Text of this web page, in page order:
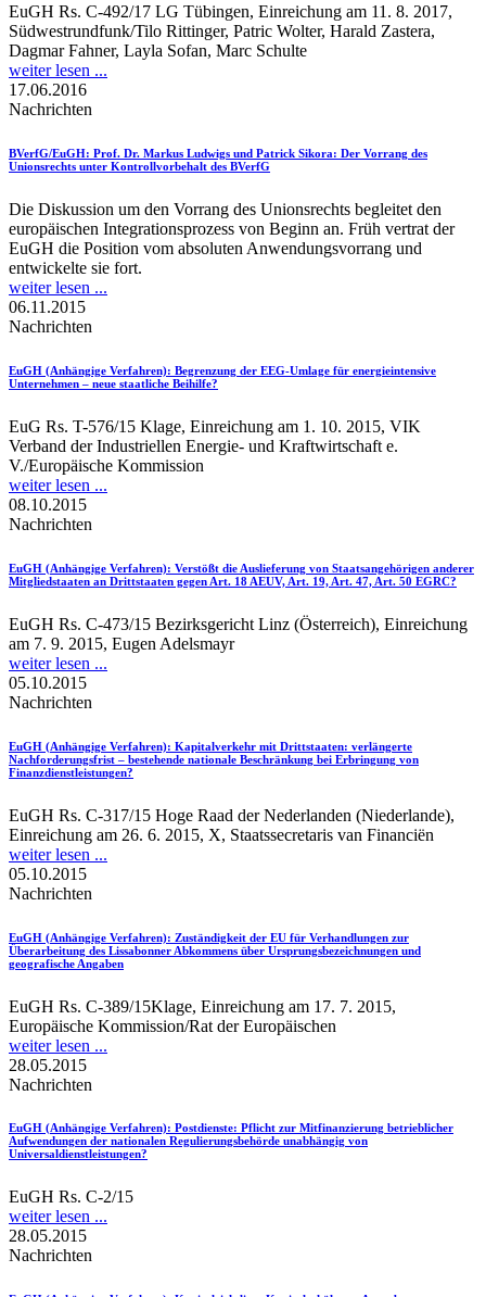
EuGH Rs. C-492/17 LG Tübingen, Einreichung am 11. 8. 2017,
Südwestrundfunk/Tilo Rittinger, Patric Wolter, Harald Zastera,
Dagmar Fahner, Layla Sofan, Marc Schulte
weiter lesen ...
17.06.2016
Nachrichten
BVerfG/EuGH: Prof. Dr. Markus Ludwigs und Patrick Sikora: Der Vorrang des
Unionsrechts unter Kontrollvorbehalt des BVerfG
Die Diskussion um den Vorrang des Unionsrechts begleitet den
europäischen Integrationsprozess von Beginn an. Früh vertrat der
EuGH die Position vom absoluten Anwendungsvorrang und
entwickelte sie fort.
weiter lesen ...
06.11.2015
Nachrichten
EuGH (Anhängige Verfahren): Begrenzung der EEG-Umlage für energieintensive
Unternehmen – neue staatliche Beihilfe?
EuG Rs. T-576/15 Klage, Einreichung am 1. 10. 2015, VIK
Verband der Industriellen Energie- und Kraftwirtschaft e.
V./Europäische Kommission
weiter lesen ...
08.10.2015
Nachrichten
EuGH (Anhängige Verfahren): Verstößt die Auslieferung von Staatsangehörigen anderer
Mitgliedstaaten an Drittstaaten gegen Art. 18 AEUV, Art. 19, Art. 47, Art. 50 EGRC?
EuGH Rs. C-473/15 Bezirksgericht Linz (Österreich), Einreichung
am 7. 9. 2015, Eugen Adelsmayr
weiter lesen ...
05.10.2015
Nachrichten
EuGH (Anhängige Verfahren): Kapitalverkehr mit Drittstaaten: verlängerte
Nachforderungsfrist – bestehende nationale Beschränkung bei Erbringung von
Finanzdienstleistungen?
EuGH Rs. C-317/15 Hoge Raad der Nederlanden (Niederlande),
Einreichung am 26. 6. 2015, X, Staatssecretaris van Financiën
weiter lesen ...
05.10.2015
Nachrichten
EuGH (Anhängige Verfahren): Zuständigkeit der EU für Verhandlungen zur
Überarbeitung des Lissabonner Abkommens über Ursprungsbezeichnungen und
geografische Angaben
EuGH Rs. C-389/15Klage, Einreichung am 17. 7. 2015,
Europäische Kommission/Rat der Europäischen
weiter lesen ...
28.05.2015
Nachrichten
EuGH (Anhängige Verfahren): Postdienste: Pflicht zur Mitfinanzierung betrieblicher
Aufwendungen der nationalen Regulierungsbehörde unabhängig von
Universaldienstleistungen?
EuGH Rs. C-2/15
weiter lesen ...
28.05.2015
Nachrichten